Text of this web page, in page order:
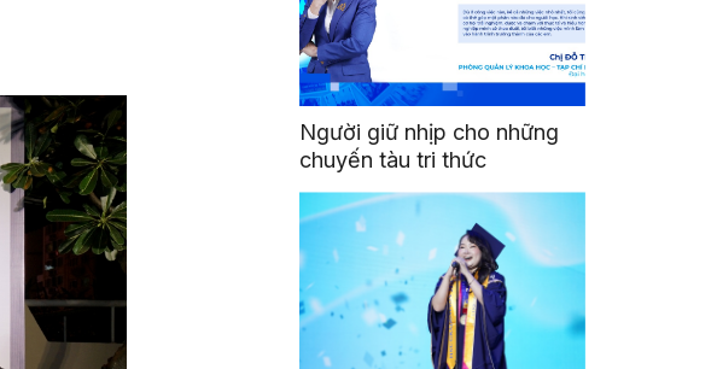
Người giữ nhịp cho những
chuyến tàu tri thức